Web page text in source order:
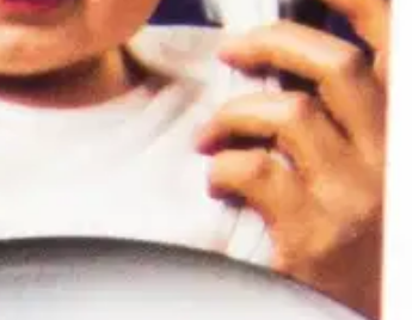
Eliminoi bakteerien ja virusten tarttumisriskin.